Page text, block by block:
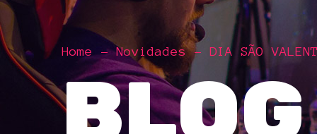
Home Novidades DIA SÃO
BLOG